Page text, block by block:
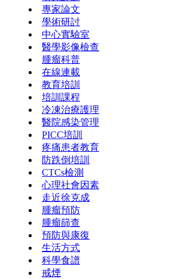
專家論文
學術研討
中心實驗室
醫學影像檢查
腫瘤科普
在線連載
教育培訓
培訓課程
冷凍治療護理
醫院感染管理
PICC培訓
疼痛患者教育
防跌倒培訓
CTCs檢測
心理社會因素
走近徐克成
腫瘤預防
腫瘤篩查
預防與康復
生活方式
科學食譜
戒煙